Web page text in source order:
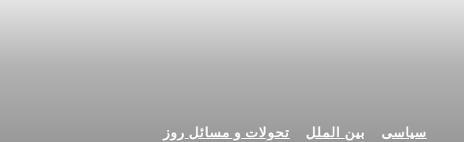
سیاسی بین الملل تحولات و مسائل روز